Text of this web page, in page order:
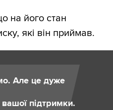
на його стан
які він приймав.
Але це дуже
підтримки.